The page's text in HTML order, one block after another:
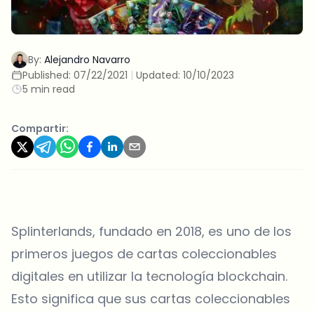
By: Alejandro Navarro
Published: 07/22/2021 | Updated: 10/10/2023
5 min read
Compartir:
Splinterlands, fundado en 2018, es uno de los
primeros juegos de cartas coleccionables
digitales en utilizar la tecnología blockchain.
Esto significa que sus cartas coleccionables